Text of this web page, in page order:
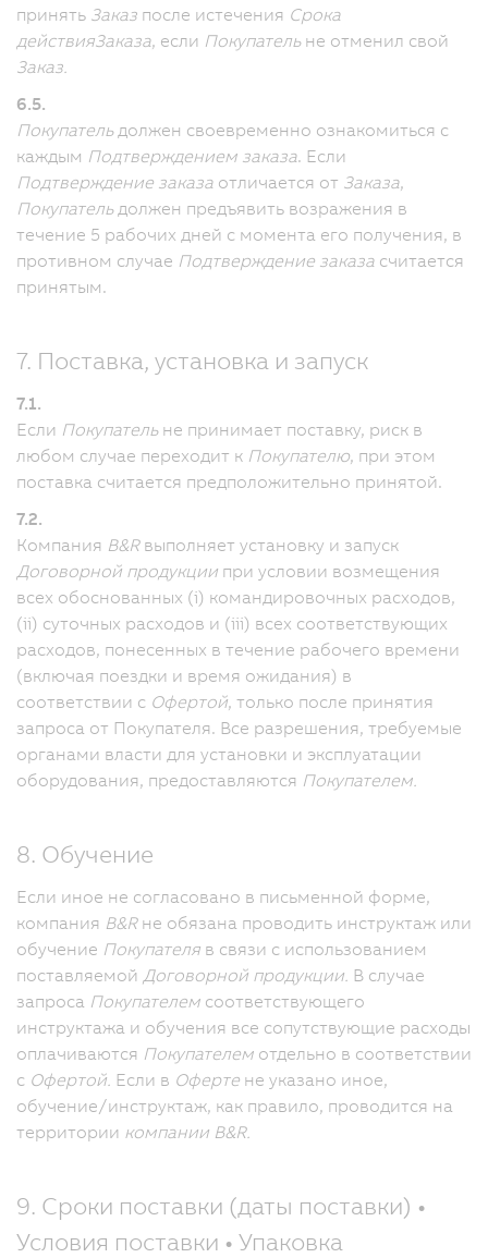
принять Заказ после истечения Срока
действияЗаказа, если Покупательне отменил свой
Заказ.
6.5.
Покупательдолжен своевременно ознакомиться с
каждым Подтверждением заказа. Если
Подтверждение заказа отличается от Заказа,
Покупательдолжен предъявить возражения в
течение 5 рабочих дней с момента его получения, в
противном случае Подтверждение заказа считается
принятым.
7. Поставка, установка и запуск
7.1.
Если Покупательне принимает поставку, риск в
любом случае переходит к Покупателю, при этом
поставка считается предположительно принятой.
7.2.
Компания B&Rвыполняет установку и запуск
Договорной продукции при условии возмещения
всех обоснованных (i) командировочных расходов,
(ii) суточных расходов и (iii) всех соответствующих
расходов, понесенных в течение рабочего времени
(включая поездки и время ожидания) в
соответствии с Офертой, только после принятия
запроса от Покупателя. Все разрешения, требуемые
органами власти для установки и эксплуатации
оборудования, предоставляются Покупателем.
8. Обучение
Если иное не согласовано в письменной форме,
компания B&Rне обязана проводить инструктаж или
обучение Покупателя в связи с использованием
поставляемой Договорной продукции. В случае
запроса Покупателем соответствующего
инструктажа и обучения все сопутствующие расходы
оплачиваются Покупателем отдельно в соответствии
с Офертой. Если в Оферте не указано иное,
обучение/инструктаж, как правило, проводится на
территории компании B&R.
9. Сроки поставки (даты поставки) •
Условия поставки • Упаковка